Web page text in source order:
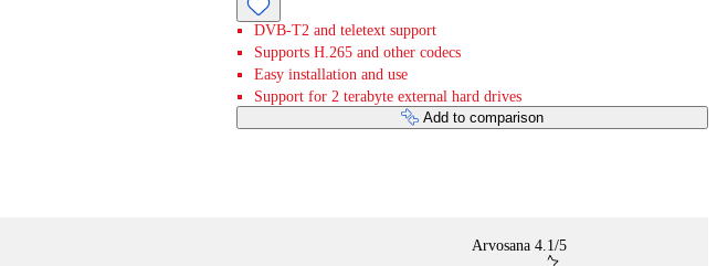
DVB-T2 and teletext support
Supports H.265 and other codecs
Easy installation and use
Support for 2 terabyte external hard drives
Add to comparison
Arvosana 4.1/5